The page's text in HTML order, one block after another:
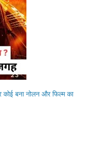
कोई बना नोलन और फिल्म का